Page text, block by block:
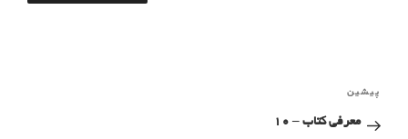
پیشین
معرفی کتاب – 10